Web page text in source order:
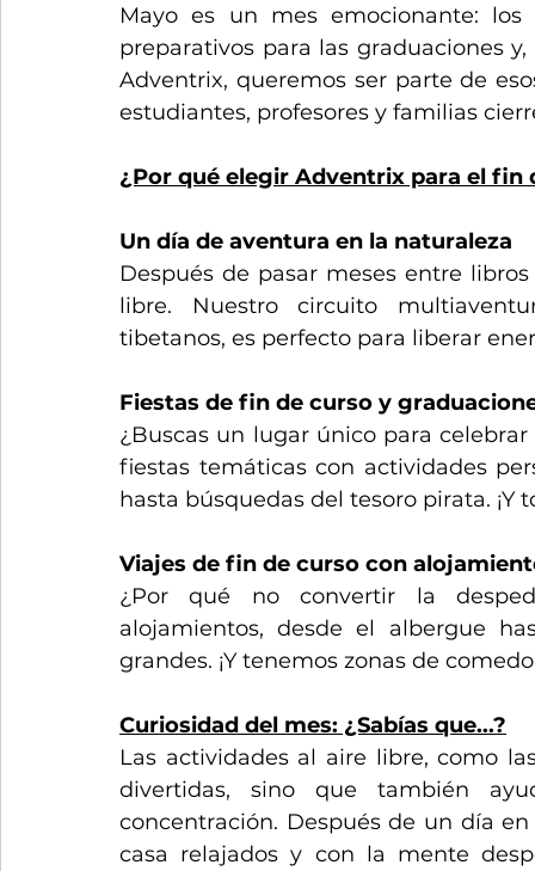
Mayo es un mes emocionante:
preparativos para las graduaciones
Adventrix, queremos ser parte de
estudiantes, profesores y familias
¿Por qué elegir Adventrix para el fin
Un día de aventura en la naturaleza
Después de pasar meses entre
libre. Nuestro circuito
tibetanos, es perfecto para liberar
Fiestas de fin de curso y
¿Buscas un lugar único para
fiestas temáticas con actividades
hasta búsquedas del tesoro pirata.
Viajes de fin de curso con
¿Por qué no convertir la
alojamientos, desde el albergue
grandes. ¡Y tenemos zonas de
Curiosidad del mes: ¿Sabías que...?
Las actividades al aire libre, como
divertidas, sino que también
concentración. Después de un día
casa relajados y con la mente